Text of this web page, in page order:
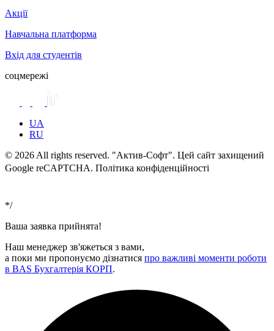
Акції
Навчальна платформа
Вхід для студентів
соцмережі
UA
RU
© 2026 All rights reserved. "Актив-Софт". Цей сайт захищений
Google reCAPTCHA. Політика конфіденційності
*/
Ваша заявка прийнята!
Наш менеджер зв'яжеться з вами,
а поки ми пропонуємо дізнатися про важливі моменти роботи
в BAS Бухгалтерія КОРП.